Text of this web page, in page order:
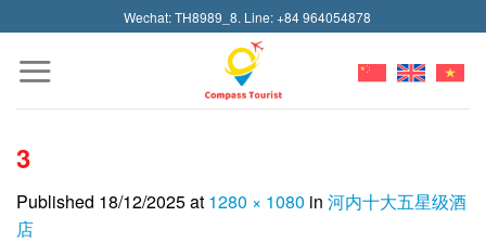
to
content
Wechat: TH8989_8. Line: +84 964054878
3
Published 18/12/2025at 1280 × 1080 in 河内十大五星级酒
店